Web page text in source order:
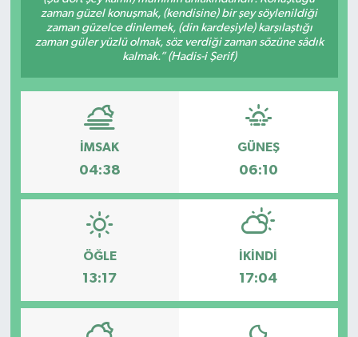
zaman güzel konuşmak, (kendisine) bir şey söylenildiği
zaman güzelce dinlemek, (din kardeşiyle) karşılaştığı
zaman güler yüzlü olmak, söz verdiği zaman sözüne sâdık
kalmak.” (Hadis-i Şerif)
İMSAK
04:38
GÜNEŞ
06:10
ÖĞLE
13:17
İKINDI
17:04
KÜLTÜR&SANAT
SAĞLIK
SİVİL TOPLUM
SİYASET
SOSYAL YAŞAM